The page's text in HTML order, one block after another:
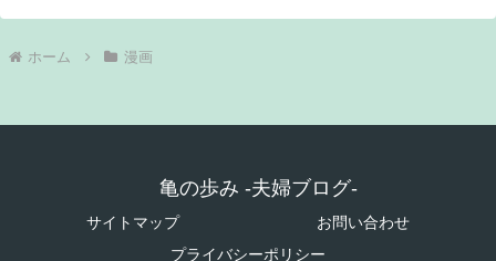
ホーム 漫画
亀の歩み -夫婦ブログ-
サイトマップ
お問い合わせ
プライバシーポリシー